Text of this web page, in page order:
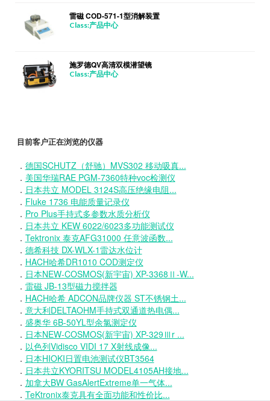
雷磁 COD-571-1型消解装置
Class:产品中心
施罗德QV高清双模潜望镜
Class:产品中心
目前客户正在浏览的仪器
． 德国SCHUTZ（舒驰）MVS302 移动吸真...
． 美国华瑞RAE PGM-7360特种voc检测仪
． 日本共立 MODEL 3124S高压绝缘电阻...
． Fluke 1736 电能质量记录仪
． Pro Plus手持式多参数水质分析仪
． 日本共立 KEW 6022/6023多功能测试仪
． Tektronix 泰克AFG31000 任意波函数...
． 德希科技 DX-WLX-1雷达水位计
． HACH哈希DR1010 COD测定仪
． 日本NEW-COSMOS(新宇宙) XP-3368Ⅱ-W...
． 雷磁 JB-13型磁力搅拌器
． HACH哈希 ADCON品牌仪器 ST不锈钢土...
． 意大利DELTAOHM手持式双通道热电偶...
． 盛奥华 6B-50YL型余氯测定仪
． 日本NEW-COSMOS(新宇宙) XP-329Ⅲr ...
． 以色列Vidisco VIDI 17 X射线成像...
． 日本HIOKI日置电池测试仪BT3564
． 日本共立KYORITSU MODEL4105AH接地...
． 加拿大BW GasAlertExtreme单一气体...
． TeKtronix泰克具有全面功能和性价比...